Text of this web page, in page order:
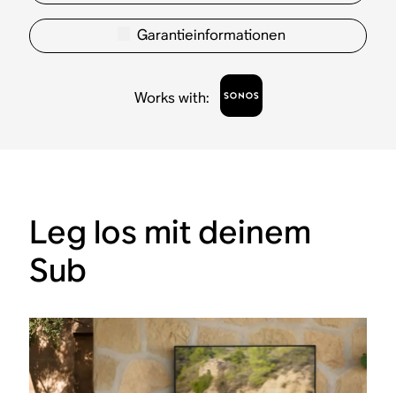
Garantieinformationen
Works with:
Leg los mit deinem
Sub